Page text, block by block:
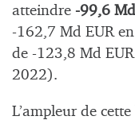
atteindre -99,6
-162,7 Md EUR
de -123,8 Md
2022).
L’ampleur de